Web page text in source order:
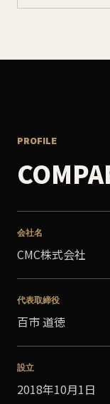
PROFILE
会社名
CMC株式会社
代表取締役
百市 道徳
設立
2018年10月1日